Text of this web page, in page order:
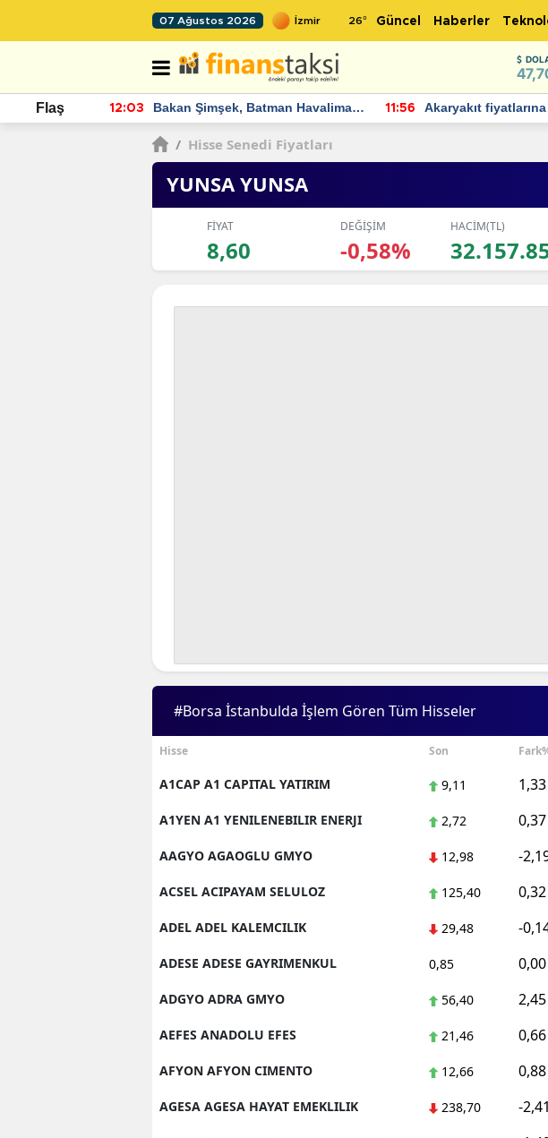
07 Ağustos 2026 26° Güncel Haberler
Flaş
Havalimanı
11:56
Akaryakıt fiyatlarına zam geliyor:
Yeni tarih açıklandı
22:37
IMF, Birleşik
bu yıl yüzde 1
/ Hisse Senedi Fiyatları
YUNSA YUNSA
FİYAT
8,60
DEĞİŞİM
-0,58%
HACİM(TL)
#Borsa İstanbulda İşlem Gören Tüm Hisseler
Hisse Son
A1CAP A1 CAPITAL YATIRIM 9,11 1,33
A1YEN A1 YENILENEBILIR ENERJI 2,72 0,37
AAGYO AGAOGLU GMYO 12,98 -
ACSEL ACIPAYAM SELULOZ 125,40 0,32
ADEL ADEL KALEMCILIK 29,48 -
ADESE ADESE GAYRIMENKUL 0,85 0,00
ADGYO ADRA GMYO 56,40 2,45
AEFES ANADOLU EFES 21,46 0,66
AFYON AFYON CIMENTO 12,66 0,88
AGESA AGESA HAYAT EMEKLILIK 238,70 -2,41